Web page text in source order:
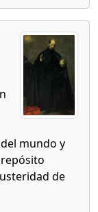
mundo y
de